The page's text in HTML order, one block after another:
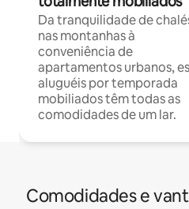
Da tranquilidade de
nas montanhas à
conveniência de
apartamentos urbanos,
aluguéis por temporada
mobiliados têm todas as
comodidades de um lar.
Comodidades e